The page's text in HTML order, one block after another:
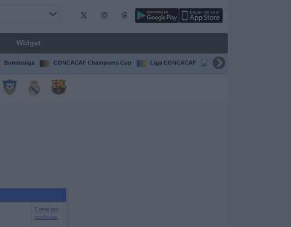
Widget
Bundesliga CONCACAF Champions Cup Liga CONCACAF Champions League
Canal por
confirmar